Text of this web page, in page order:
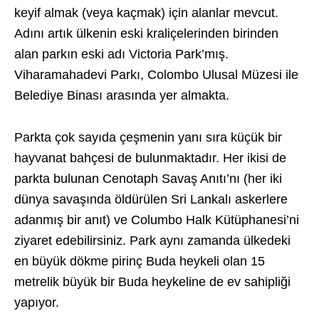
keyif almak (veya kaçmak) için alanlar mevcut.
Adını artık ülkenin eski kraliçelerinden birinden
alan parkın eski adı Victoria Park’mış.
Viharamahadevi Parkı, Colombo Ulusal Müzesi ile
Belediye Binası arasında yer almakta.
Parkta çok sayıda çeşmenin yanı sıra küçük bir
hayvanat bahçesi de bulunmaktadır. Her ikisi de
parkta bulunan Cenotaph Savaş Anıtı’nı (her iki
dünya savaşında öldürülen Sri Lankalı askerlere
adanmış bir anıt) ve Columbo Halk Kütüphanesi’ni
ziyaret edebilirsiniz. Park aynı zamanda ülkedeki
en büyük dökme pirinç Buda heykeli olan 15
metrelik büyük bir Buda heykeline de ev sahipliği
yapıyor.